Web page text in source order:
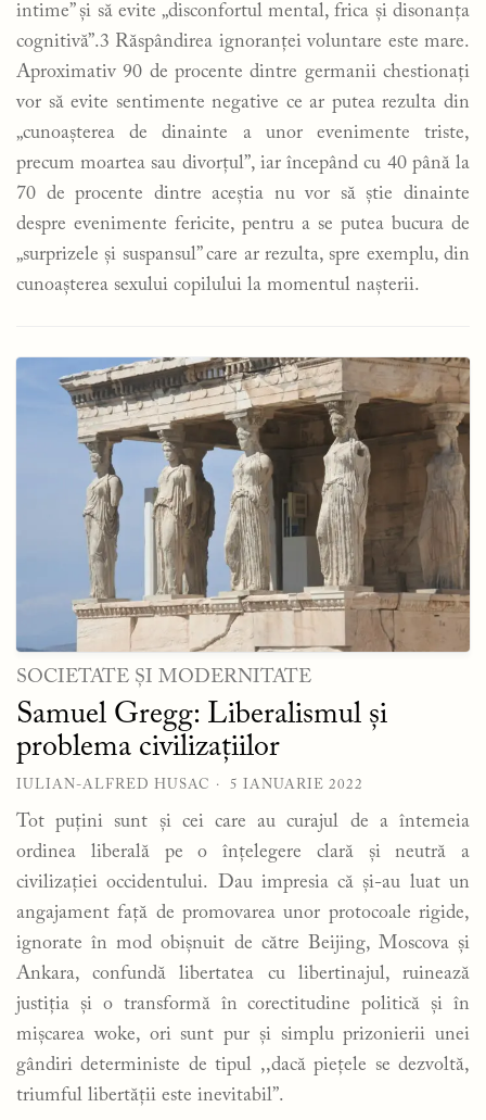
intime” și să evite „disconfortul mental, frica și disonanța
cognitivă”.3 Răspândirea ignoranței voluntare este mare.
Aproximativ 90 de procente dintre germanii chestionați
vor să evite sentimente negative ce ar putea rezulta din
„cunoașterea de dinainte a unor evenimente triste,
precum moartea sau divorțul”, iar începând cu 40 până la
70 de procente dintre aceștia nu vor să știe dinainte
despre evenimente fericite, pentru a se putea bucura de
„surprizele și suspansul” care ar rezulta, spre exemplu, din
cunoașterea sexului copilului la momentul nașterii.
SOCIETATE ȘI MODERNITATE
Samuel Gregg: Liberalismul și
problema civilizațiilor
IULIAN-ALFRED HUSAC 5 IANUARIE 2022
Tot puțini sunt și cei care au curajul de a întemeia
ordinea liberală pe o înțelegere clară și neutră a
civilizației occidentului. Dau impresia că și-au luat un
angajament față de promovarea unor protocoale rigide,
ignorate în mod obișnuit de către Beijing, Moscova și
Ankara, confundă libertatea cu libertinajul, ruinează
justiția și o transformă în corectitudine politică și în
mișcarea woke, ori sunt pur și simplu prizonierii unei
gândiri deterministe de tipul ,,dacă piețele se dezvoltă,
triumful libertății este inevitabil”.